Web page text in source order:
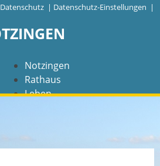
Datenschutz | Datenschutz-Einstellungen |
Notzingen
Rathaus
Leben
NAVIGATION